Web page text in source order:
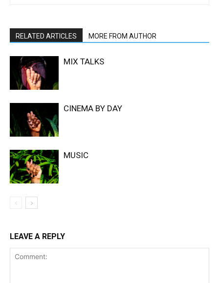
RELATED ARTICLES MORE FROM AUTHOR
MIX TALKS
CINEMA BY DAY
MUSIC
LEAVE A REPLY